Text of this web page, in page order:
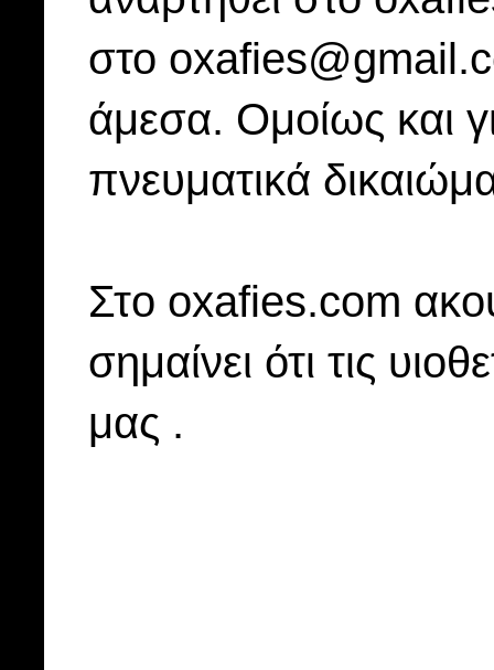
στο
άμεσα. Ομοίως και
πνευματικά
Στo oxafies.com
σημαίνει ότι τις
μας .